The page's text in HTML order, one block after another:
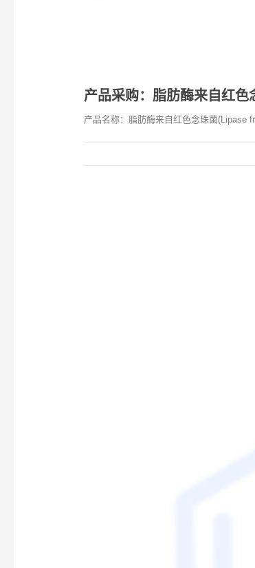
产品采购：脂肪酶来自红
产品名称：脂肪酶来自红色念珠菌